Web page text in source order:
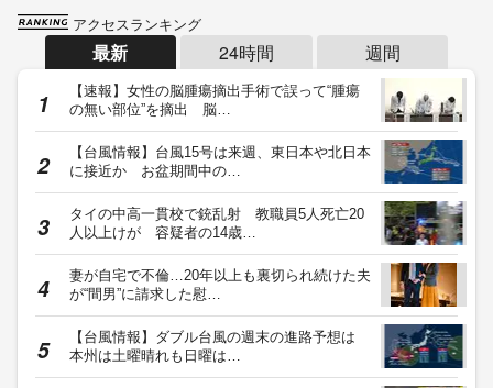
アクセスランキング
最新 24時間 週間
【速報】女性の脳腫瘍摘出手術で誤って“腫瘍
の無い部位”を摘出 脳…
【台風情報】台風15号は来週、東日本や北日本
に接近か お盆期間中の…
タイの中高一貫校で銃乱射 教職員5人死亡20
人以上けが 容疑者の14歳…
妻が自宅で不倫…20年以上も裏切られ続けた夫
が“間男”に請求した慰…
【台風情報】ダブル台風の週末の進路予想は
本州は土曜晴れも日曜は…